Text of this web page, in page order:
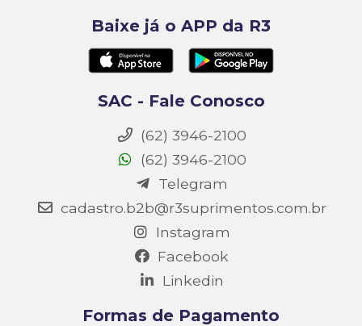
Baixe já o APP da R3
SAC - Fale Conosco
(62) 3946-2100
(62) 3946-2100
Telegram
cadastro.b2b@r3suprimentos.com.br
Instagram
Facebook
Linkedin
Formas de Pagamento